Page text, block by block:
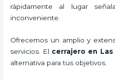
rápidamente al lugar
inconveniente.
Ofrecemos un amplio y
servicios. El cerrajero en Las
alternativa para tus objetivos.